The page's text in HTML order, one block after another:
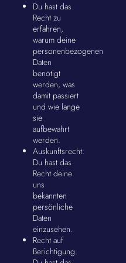
Du hast das
Recht zu
erfahren,
warum deine
personenbezogenen
Daten
benötigt
werden, was
damit passiert
und wie lange
sie
aufbewahrt
werden.
Auskunftsrecht:
Du hast das
Recht deine
uns
bekannten
persönliche
Daten
einzusehen.
Recht auf
Berichtigung: